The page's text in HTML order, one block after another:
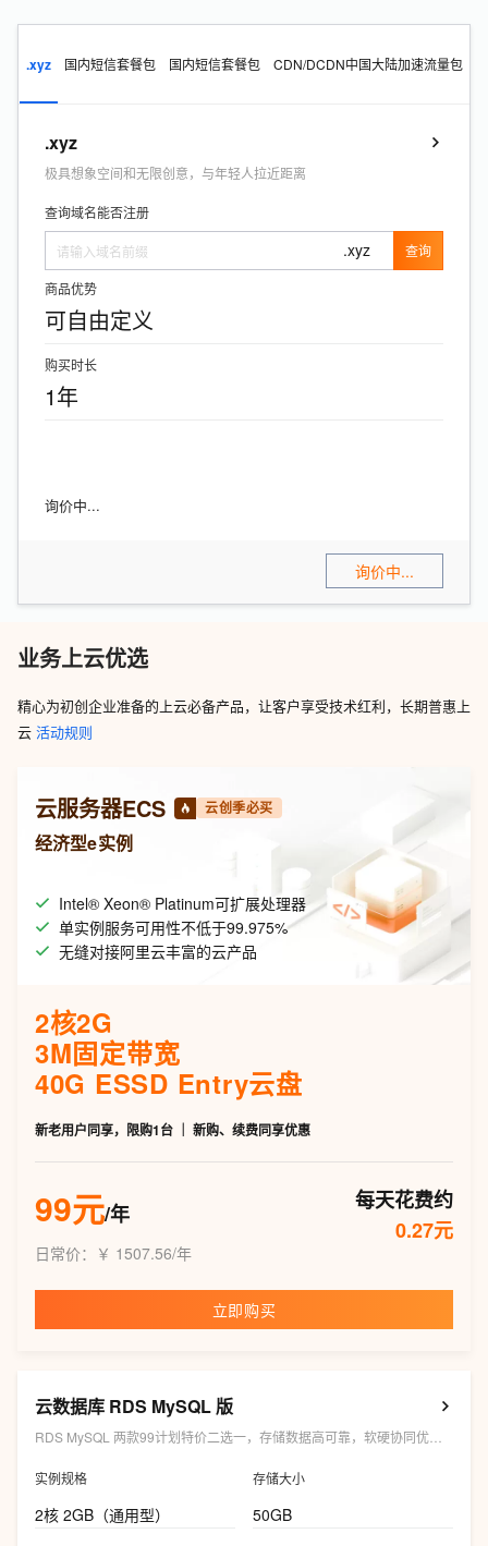
.xyz 国内短信套餐包 国内短信套餐包 CDN/DCDN中国大陆加速流量包
.xyz
极具想象空间和无限创意，与年轻人拉近距离
查询域名能否注册
.xyz 查询
商品优势
可自由定义
购买时长
1年
询价中...
询价中...
业务上云优选
精心为初创企业准备的上云必备产品，让客户享受技术红利，长期普惠上
云 活动规则
云服务器ECS 云创季必买
经济型e实例
Intel® Xeon® Platinum可扩展处理器
单实例服务可用性不低于99.975%
无缝对接阿里云丰富的云产品
2核2G
3M固定带宽
40G ESSD Entry云盘
新老用户同享，限购1台 ｜ 新购、续费同享优惠
99元/年
日常价：￥ 1507.56/年
每天花费约
0.27元
立即购买
云数据库 RDS MySQL 版
实例规格
2核 2GB（通用型）
存储大小
50GB